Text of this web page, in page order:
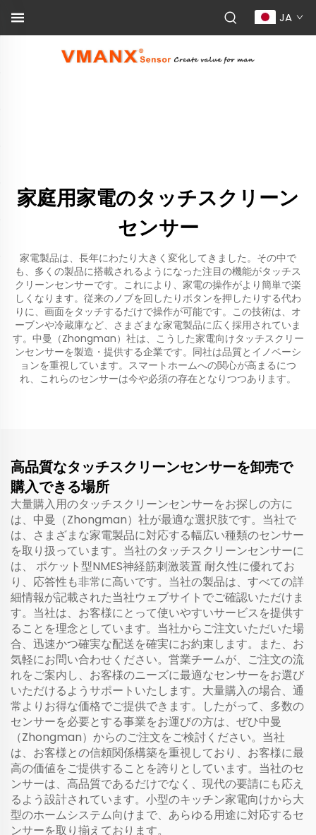
JA
家庭用家電のタッチスクリーン
センサー
家電製品は、長年にわたり大きく変化してきました。その中で
も、多くの製品に搭載されるようになった注目の機能がタッチス
クリーンセンサーです。これにより、家電の操作がより簡単で楽
しくなります。従来のノブを回したりボタンを押したりする代わ
りに、画面をタッチするだけで操作が可能です。この技術は、オ
ーブンや冷蔵庫など、さまざまな家電製品に広く採用されていま
す。中曼（Zhongman）社は、こうした家電向けタッチスクリー
ンセンサーを製造・提供する企業です。同社は品質とイノベーシ
ョンを重視しています。スマートホームへの関心が高まるにつ
れ、これらのセンサーは今や必須の存在となりつつあります。
高品質なタッチスクリーンセンサーを卸売で
購入できる場所
大量購入用のタッチスクリーンセンサーをお探しの方に
は、中曼（Zhongman）社が最適な選択肢です。当社で
は、さまざまな家電製品に対応する幅広い種類のセンサー
を取り扱っています。当社のタッチスクリーンセンサーに
は、 ポケット型NMES神経筋刺激装置 耐久性に優れてお
り、応答性も非常に高いです。当社の製品は、すべての詳
細情報が記載された当社ウェブサイトでご確認いただけま
す。当社は、お客様にとって使いやすいサービスを提供す
ることを理念としています。当社からご注文いただいた場
合、迅速かつ確実な配送を確実にお約束します。また、お
気軽にお問い合わせください。営業チームが、ご注文の流
れをご案内し、お客様のニーズに最適なセンサーをお選び
いただけるようサポートいたします。大量購入の場合、通
常よりお得な価格でご提供できます。したがって、多数の
センサーを必要とする事業をお運びの方は、ぜひ中曼
（Zhongman）からのご注文をご検討ください。当社
は、お客様との信頼関係構築を重視しており、お客様に最
高の価値をご提供することを誇りとしています。当社のセ
ンサーは、高品質であるだけでなく、現代の要請にも応え
るよう設計されています。小型のキッチン家電向けから大
型のホームシステム向けまで、あらゆる用途に対応するセ
ンサーを取り揃えております。